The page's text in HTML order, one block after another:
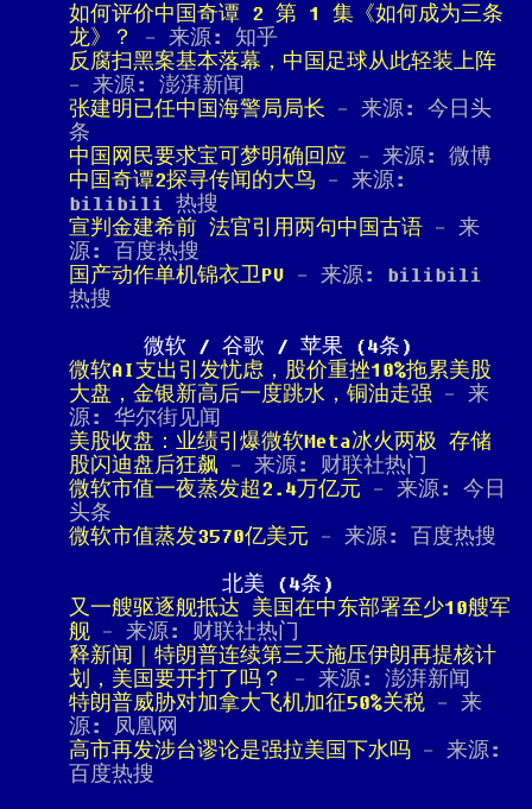
如何评价中国奇谭 2 第 1 集《如何成为三条
龙》？
- 来源: 知乎
反腐扫黑案基本落幕，中国足球从此轻装上阵
- 来源: 澎湃新闻
张建明已任中国海警局局长 - 来源: 今日头
条
中国网民要求宝可梦明确回应 - 来源: 微博
中国奇谭2探寻传闻的大鸟 - 来源:
bilibili 热搜
宣判金建希前 法官引用两句中国古语 - 来
源: 百度热搜
国产动作单机锦衣卫PV - 来源: bilibili
热搜
微软 / 谷歌 / 苹果 (4条)
微软AI支出引发忧虑，股价重挫10%拖累美股
大盘，金银新高后一度跳水，铜油走强 - 来
源: 华尔街见闻
美股收盘：业绩引爆微软Meta冰火两极 存储
股闪迪盘后狂飙 - 来源: 财联社热门
微软市值一夜蒸发超2.4万亿元 - 来源: 今日
头条
微软市值蒸发3570亿美元 - 来源: 百度热搜
北美 (4条)
又一艘驱逐舰抵达 美国在中东部署至少10艘军
舰 - 来源: 财联社热门
释新闻｜特朗普连续第三天施压伊朗再提核计
划，美国要开打了吗？
- 来源: 澎湃新闻
特朗普威胁对加拿大飞机加征50%关税 - 来
源: 凤凰网
高市再发涉台谬论是强拉美国下水吗 - 来源:
百度热搜